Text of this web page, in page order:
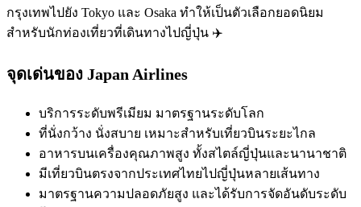
กรุงเทพไปยัง Tokyo และ Osaka ทำให้เป็นตัวเลือกยอดนิยม
สำหรับนักท่องเที่ยวที่เดินทางไปญี่ปุ่น ✈️
จุดเด่นของ Japan Airlines
บริการระดับพรีเมียม มาตรฐานระดับโลก
ที่นั่งกว้าง นั่งสบาย เหมาะสำหรับเที่ยวบินระยะไกล
อาหารบนเครื่องคุณภาพสูง ทั้งสไตล์ญี่ปุ่นและนานาชาติ
มีเที่ยวบินตรงจากประเทศไทยไปญี่ปุ่นหลายเส้นทาง
มาตรฐานความปลอดภัยสูง และได้รับการจัดอันดับระดับ